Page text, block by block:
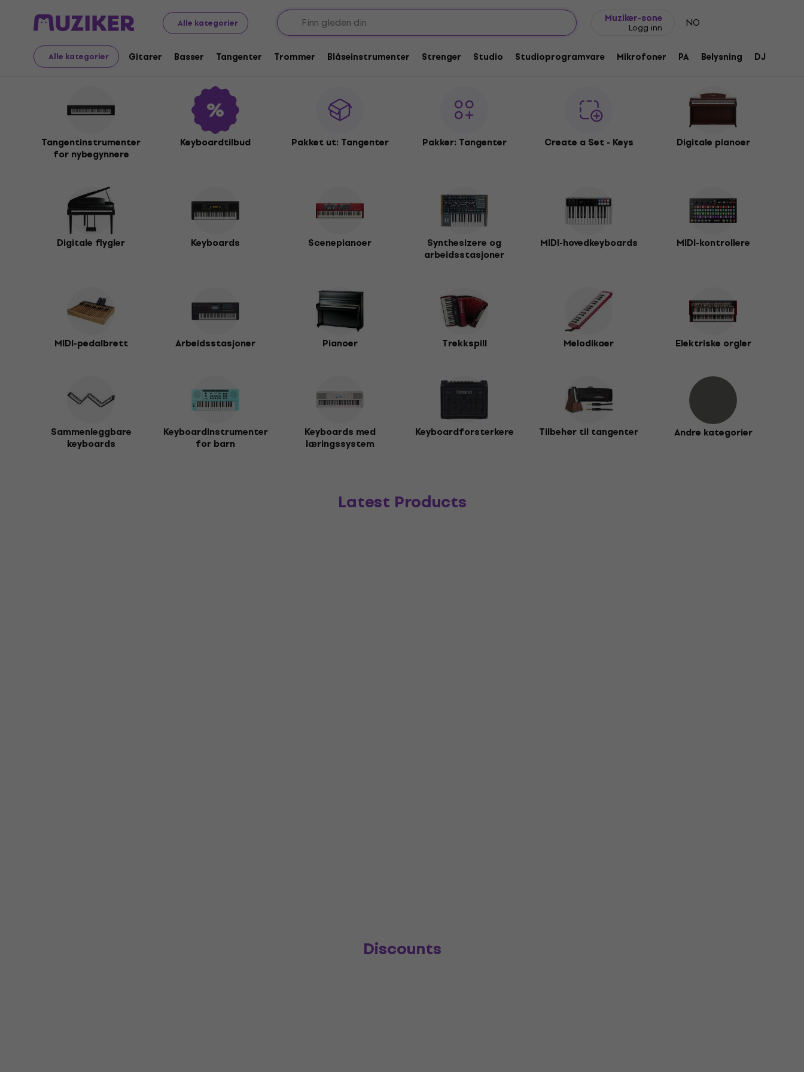
Alle kategorier
Muziker-sone
Logg inn NO
Alle kategorier Gitarer Basser Tangenter Trommer Blåseinstrumenter Strenger Studio Studioprogramvare Mikrofoner PA Belysning DJ
Musikkinstrumenter Tangenter
Tangenter
Tangentinstrumenter
for nybegynnere
Keyboardtilbud Pakket ut: Tangenter Pakker: Tangenter Create a Set - Keys Digitale pianoer
Digitale flygler Keyboards Scenepianoer
Synthesizere og
arbeidsstasjoner
MIDI-hovedkeyboards MIDI-kontrollere
MIDI-pedalbrett Arbeidsstasjoner Pianoer Trekkspill Melodikaer Elektriske orgler
Sammenleggbare
keyboards
Keyboardinstrumenter
for barn
Keyboards med
læringssystem
Keyboardforsterkere Tilbehør til tangenter Andre kategorier
Latest Products
Discounts